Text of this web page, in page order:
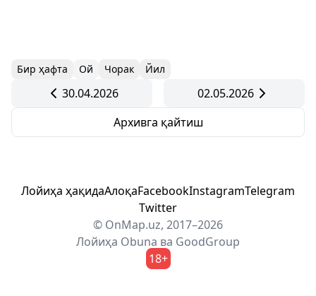
Бир ҳафта Ой Чорак Йил
30.04.2026
02.05.2026
Архивга қайтиш
Лойиҳа ҳақидаАлоқаFacebookInstagramTelegram
Twitter
© OnMap.uz, 2017–2026
Лойиҳа Obuna ва GoodGroup
18+